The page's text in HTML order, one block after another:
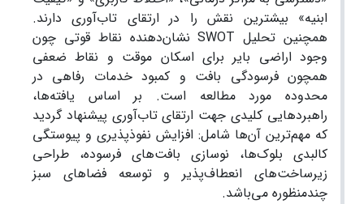
ابنیه» بیشترین نقش را در ارتقای تاب‌آوری دارند.
همچنین تحلیل SWOT نشان‌دهنده نقاط قوتی چون
وجود اراضی بایر برای اسکان موقت و نقاط ضعفی
همچون فرسودگی بافت و کمبود خدمات رفاهی در
محدوده مورد مطالعه است. بر اساس یافته‌ها،
راهبردهایی کلیدی جهت ارتقای تاب‌آوری پیشنهاد گردید
که مهم‌ترین آن‌ها شامل: افزایش نفوذپذیری و پیوستگی
کالبدی بلوک‌ها، نوسازی بافت‌های فرسوده، طراحی
زیرساخت‌های انعطاف‌پذیر و توسعه فضاهای سبز
چندمنظوره می‌باشد.